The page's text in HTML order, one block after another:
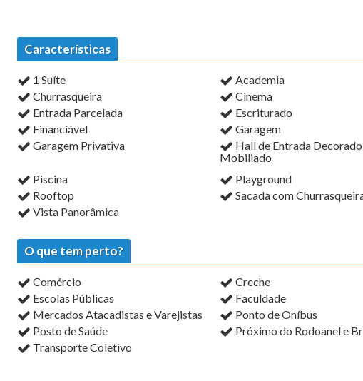
Características
1 Suíte Academia
Churrasqueira
Cinema
Entrada Parcelada
Escriturado
Financiável
Garagem
Garagem Privativa
Hall de Entrada
Mobiliado
Piscina
Playground
Rooftop
Sacada com
Vista Panorâmica
O que tem perto?
Comércio Creche
Escolas Públicas
Faculdade
Mercados Atacadistas e Varejistas
Ponto de Oníbus
Posto de Saúde
Próximo do Rodoanel e
Transporte Coletivo